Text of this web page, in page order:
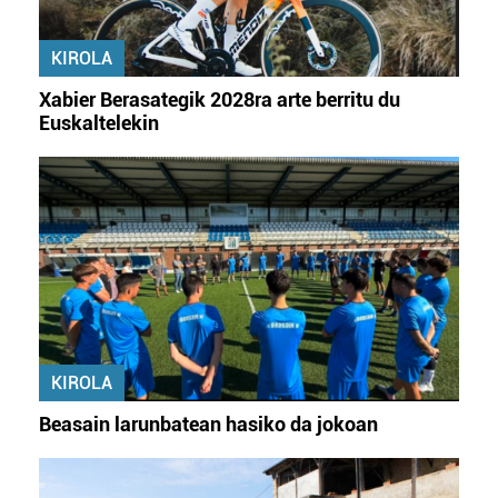
Webgune honek cookie propioak eta hirugarrenen cookie-
fitxategiak erabiltzen ditu. Zure esperientzia eta
zerbitzuak hobetzeko asmoz, cookie teknologiaz
erabiltzeko baimen esplizitua ematen diguzu.Gehiago
KIROLA
Xabier Berasategik 2028ra arte berritu du
Euskaltelekin
KIROLA
Beasain larunbatean hasiko da jokoan